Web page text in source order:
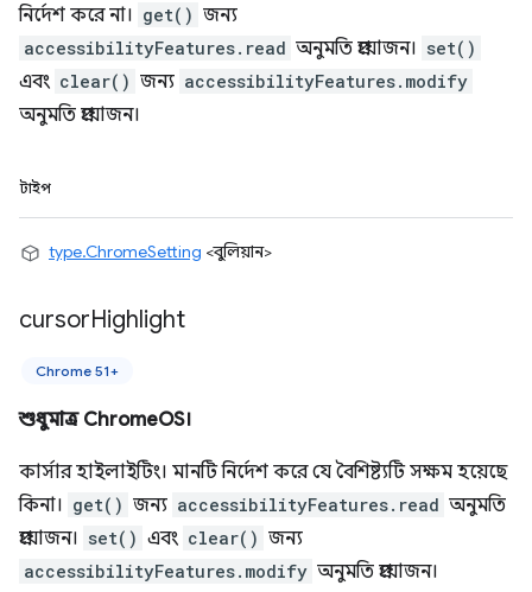
নির্দেশ করে না। get() জন্য
accessibilityFeatures.read অনুমতি প্রয়োজন। set()
এবং clear() জন্য accessibilityFeatures.modify
অনুমতি প্রয়োজন।
টাইপ
type.ChromeSetting <বুলিয়ান>
cursorHighlight
Chrome 51+
শুধুমাত্র ChromeOS।
কার্সার হাইলাইটিং। মানটি নির্দেশ করে যে বৈশিষ্ট্যটি সক্ষম হয়েছে
কিনা। get() জন্য accessibilityFeatures.read অনুমতি
প্রয়োজন। set() এবং clear() জন্য
accessibilityFeatures.modify অনুমতি প্রয়োজন।